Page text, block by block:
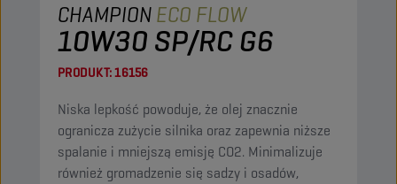
CHAMPIONECO FLOW
10W30 SP/RC G6
PRODUKT:16156
Niska lepkość powoduje, że olej znacznie
ogranicza zużycie silnika oraz zapewnia niższe
spalanie i mniejszą emisję CO2. Minimalizuje
również gromadzenie się sadzy i osadów,